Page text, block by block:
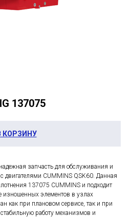
137075
КОРЗИНУ
запчасть для обслуживания и
двигателями CUMMINS QSK60. Данная
137075 CUMMINS и подходит
изношенных элементов в узлах
как при плановом сервисе, так и при
работу механизмов и